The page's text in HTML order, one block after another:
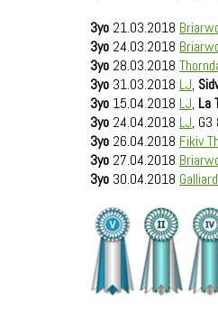
3yo 21.03.2018
3yo 24.03.2018
3yo 28.03.2018
3yo 31.03.2018 LJ,
3yo 15.04.2018 LJ, La
3yo 24.04.2018 LJ,
3yo 26.04.2018 Fikiv
3yo 27.04.2018
3yo 30.04.2018